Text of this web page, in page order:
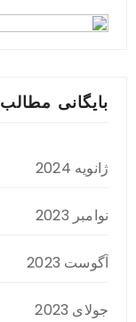
بایگانی مطالب
ژانویه 2024
نوامبر 2023
آگوست 2023
جولای 2023